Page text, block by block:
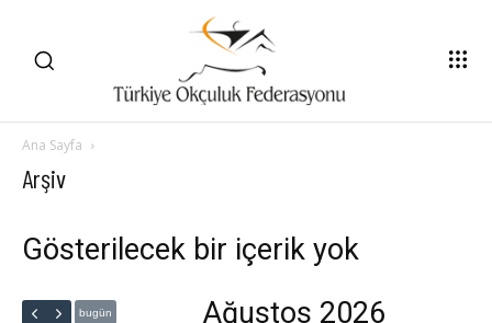
Ana Sayfa
Arşiv
Gösterilecek bir içerik yok
bugün Ağustos 2026